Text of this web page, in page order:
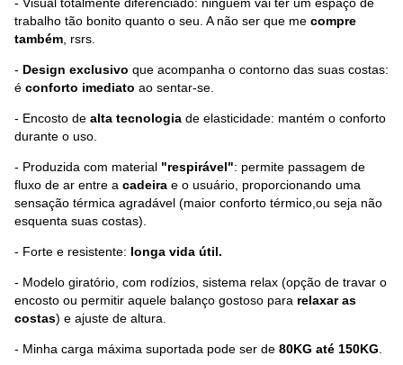
trabalho tão bonito quanto o seu. A não ser que me compre
também , rsrs.
- Design exclusivo que acompanha o contorno das suas costas:
é conforto imediato ao sentar-se.
- Encosto de alta tecnologia de elasticidade: mantém o conforto
durante o uso.
- Produzida com material "respirável": permite passagem de
fluxo de ar entre a cadeira e o usuário, proporcionando uma
sensação térmica agradável (maior conforto térmico,ou seja não
esquenta suas costas).
- Forte e resistente: longa vida útil.
- Modelo giratório, com rodízios, sistema relax (opção de travar o
encosto ou permitir aquele balanço gostoso para relaxar as
costas) e ajuste de altura.
- Minha carga máxima suportada pode ser de 80KG até 150KG